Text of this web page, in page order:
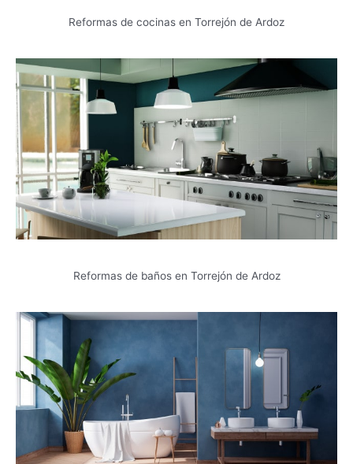
Reformas de cocinas en Torrejón de Ardoz
Reformas de baños en Torrejón de Ardoz